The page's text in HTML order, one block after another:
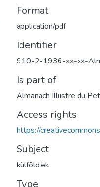
Format
application/pdf
Identifier
910-2-1936-xx-xx-
Is part of
Almanach Illustre du
Access rights
https://
Subject
külföldiek
Type